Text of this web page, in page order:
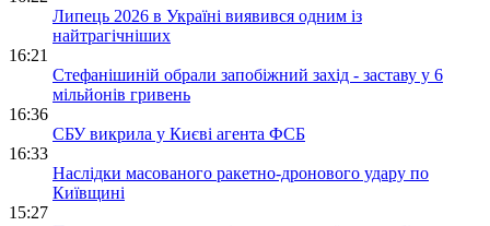
Липець 2026 в Україні виявився одним із
найтрагічніших
16:21
Стефанішиній обрали запобіжний захід - заставу у 6
мільйонів гривень
16:36
СБУ викрила у Києві агента ФСБ
16:33
Наслідки масованого ракетно-дронового удару по
Київщині
15:27